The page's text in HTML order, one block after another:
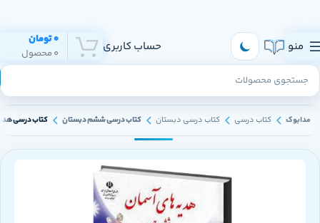
منو حساب کاربری 0 محصول
0تومان
مدابوک کتاب درسی کتاب درسی دبستان کتاب درسی ششم دبستان کتاب درسی